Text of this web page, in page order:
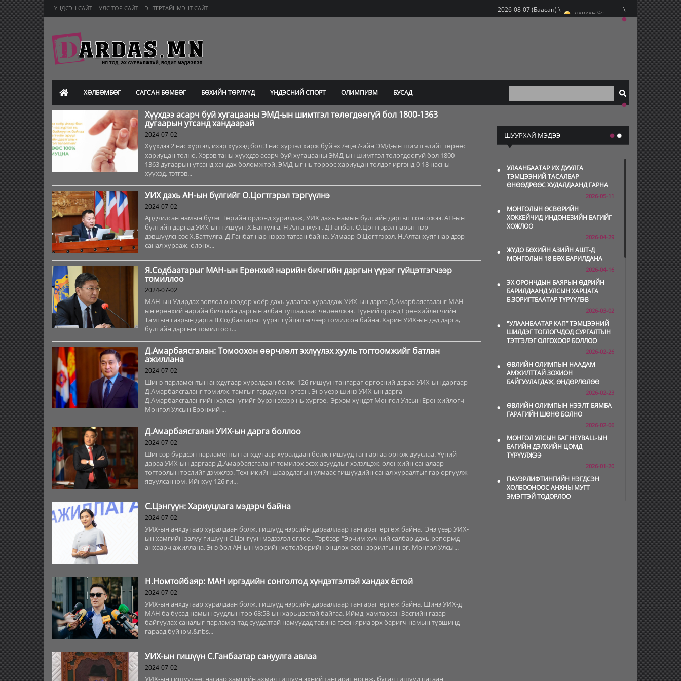
2026-08-07 (Баасан) \
ЭРДЭНЭТ C
\
ҮНДСЭН САЙТ УЛС ТӨР САЙТ ЭНТЕРТАЙНМЭНТ САЙТ
ХӨЛБӨМБӨГ САГСАН БӨМБӨГ БӨХИЙН ТӨРЛҮҮД ҮНДЭСНИЙ СПОРТ ОЛИМПИЗМ БУСАД
Хүүхдээ асарч буй хугацааны ЭМД-ын шимтгэл төлөгдөөгүй бол 1800-1363
дугаарын утсанд хандаарай
2024-07-02
Хүүхдээ 2 нас хүртэл, ихэр хүүхэд бол 3 нас хүртэл харж буй эх /эцэг/-ийн ЭМД-ын шимтгэлийг төрөөс
хариуцан төлнө. Хэрэв таны хүүхдээ асарч буй хугацааны ЭМД-ын шимтгэл төлөгдөөгүй бол 1800-
1363 дугаарын утсанд хандах боломжтой. ЭМД-ыг нь төрөөс хариуцан төлдөг иргэнд 0-18 насны
хүүхэд, тэтгэв...
УИХ дахь АН-ын бүлгийг О.Цогтгэрэл тэргүүлнэ
2024-07-02
Ардчилсан намын бүлэг Төрийн ордонд хуралдаж, УИХ дахь намын бүлгийн даргыг сонгожээ. АН-ын
бүлгийн даргад УИХ-ын гишүүн Х.Баттулга, Н.Алтанхуяг, Д.Ганбат, О.Цогтгэрэл нарыг нэр
дэвшүүлснээс Х.Баттулга, Д.Ганбат нар нэрээ татсан байна. Улмаар О.Цогтгэрэл, Н.Алтанхуяг нар дээр
санал хурааж, олонх...
Я.Содбаатарыг МАН-ын Ерөнхий нарийн бичгийн даргын үүрэг гүйцэтгэгчээр
томиллоо
2024-07-02
МАН-ын Удирдах зөвлөл өнөөдөр хоёр дахь удаагаа хуралдаж УИХ-ын дарга Д.Амарбаясгаланг МАН-
ын ерөнхий нарийн бичгийн даргын албан тушаалаас чөлөөлжээ. Түүний оронд Ерөнхийлөгчийн
Тамгын газрын дарга Я.Содбаатарыг үүрэг гүйцэтгэгчээр томилсон байна. Харин УИХ-ын дэд дарга,
бүлгийн даргын томилгоот...
Д.Амарбаясгалан: Томоохон өөрчлөлт эхлүүлэх хууль тогтоомжийг батлан
ажиллана
2024-07-02
Шинэ парламентын анхдугаар хуралдаан болж, 126 гишүүн тангараг өргөсний дараа УИХ-ын даргаар
Д.Амарбаясгаланг томилж, тамгыг гардуулан өгсөн. Энэ үеэр шинэ УИХ-ын дарга
Д.Амарбаясгалангийн хэлсэн үгийг бүрэн эхээр нь хүргэе. Эрхэм хүндэт Монгол Улсын Ерөнхийлөгч
Монгол Улсын Ерөнхий ...
Д.Амарбаясгалан УИХ-ын дарга боллоо
2024-07-02
Шинээр бүрдсэн парламентын анхдугаар хуралдаан болж гишүүд тангаргаа өргөж дууслаа. Үүний
дараа УИХ-ын даргаар Д.Амарбаясгаланг томилох эсэх асуудлыг хэлэлцэж, олонхийн саналаар
тогтоолын төслийг дэмжлээ. Техникийн шаардлагын улмаас гишүүдийн санал хураалтыг гар өргүүлж
явуулсан юм. Ийнхүү 126 ги...
С.Цэнгүүн: Хариуцлага мэдэрч байна
2024-07-02
УИХ-ын анхдугаар хуралдаан болж, гишүүд нэрсийн дарааллаар тангараг өргөж байна. Энэ үеэр УИХ-
ын хамгийн залуу гишүүн С.Цэнгүүн мэдээлэл өглөө. Тэрбээр “Эрчим хүчний салбар дахь репормд
анхаарч ажиллана. Энэ бол АН-ын мөрийн хөтөлбөрийн онцлох есөн зорилгын нэг. Монгол Улсы...
Н.Номтойбаяр: МАН иргэдийн сонголтод хүндэтгэлтэй хандах ёстой
2024-07-02
УИХ-ын анхдугаар хуралдаан болж, гишүүд нэрсийн дарааллаар тангараг өргөж байна. Шинэ УИХ-д
МАН ба бусад намын суудлын тоо 68:58-ын харьцаатай байгаа. Иймд хамтарсан Засгийн газар
байгуулах саналыг парламентад суудалтай намуудад тавина гэсэн яриа эрх баригч намын түвшинд
гараад буй юм.&nbs...
УИХ-ын гишүүн С.Ганбаатар сануулга авлаа
2024-07-02
УИХ-ын гишүүдээс насаар хамгийн ахмад гишүүн эхний тангараг өргөж, бусад гишүүд цагаан
ШУУРХАЙ МЭДЭЭ
•
УЛААНБААТАР ИХ ДУУЛГА
ТЭМЦЭЭНИЙ ТАСАЛБАР
ӨНӨӨДРӨӨС ХУДАЛДААНД ГАРНА
2026-05-11
•
МОНГОЛЫН ӨСВӨРИЙН
ХОККЕЙЧИД ИНДОНЕЗИЙН БАГИЙГ
ХОЖЛОО
2026-04-29
•
ЖҮДО БӨХИЙН АЗИЙН АШТ-Д
МОНГОЛЫН 18 БӨХ БАРИЛДАНА
2026-04-16
•
ЭХ ОРОНЧДЫН БАЯРЫН ӨДРИЙН
БАРИЛДААНД УЛСЫН ХАРЦАГА
Б.ЗОРИГТБААТАР ТҮРҮҮЛЭВ
2026-03-02
•
"УЛААНБААТАР КАП” ТЭМЦЭЭНИЙ
ШИЛДЭГ ТОГЛОГЧДОД СУРГАЛТЫН
ТЭТГЭЛЭГ ОЛГОХООР БОЛЛОО
2026-02-26
•
ӨВЛИЙН ОЛИМПЫН НААДАМ
АМЖИЛТТАЙ ЗОХИОН
БАЙГУУЛАГДАЖ, ӨНДӨРЛӨЛӨӨ
2026-02-23
•
ӨВЛИЙН ОЛИМПЫН НЭЭЛТ БЯМБА
ГАРАГИЙН ШӨНӨ БОЛНО
2026-02-06
•
МОНГОЛ УЛСЫН БАГ HEYBALL-ЫН
БАГИЙН ДЭЛХИЙН ЦОМД
ТҮРҮҮЛЖЭЭ
2026-01-20
•
ПАУЭРЛИФТИНГИЙН НЭГДСЭН
ХОЛБООНООС АНХНЫ МУГТ
ЭМЭГТЭЙ ТОДОРЛОО